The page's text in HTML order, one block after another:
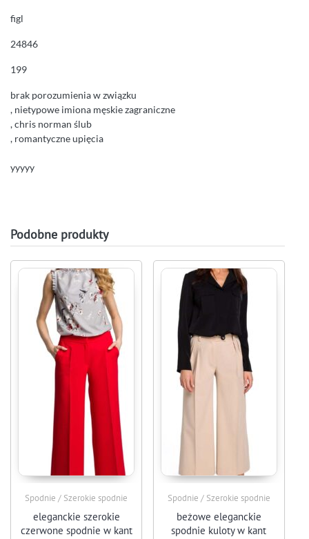
figl
24846
199
brak porozumienia w związku
, nietypowe imiona męskie zagraniczne
, chris norman ślub
, romantyczne upięcia
yyyyy
Podobne produkty
Spodnie / Szerokie spodnie
eleganckie szerokie
czerwone spodnie w kant
Spodnie / Szerokie spodnie
beżowe eleganckie
spodnie kuloty w kant